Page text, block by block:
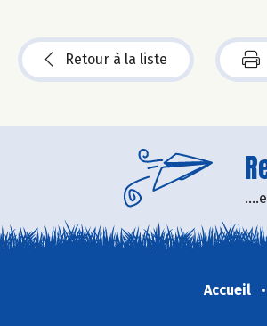
Retour à la liste
Accueil